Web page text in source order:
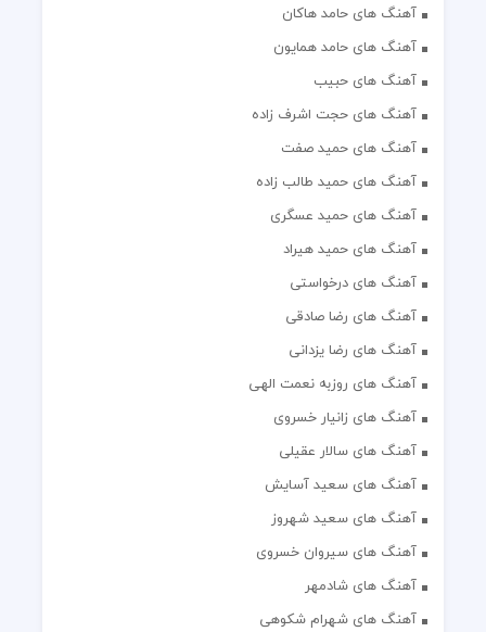
آهنگ های حامد هاکان
آهنگ های حامد همایون
آهنگ های حبیب
آهنگ های حجت اشرف زاده
آهنگ های حمید صفت
آهنگ های حمید طالب زاده
آهنگ های حمید عسگری
آهنگ های حمید هیراد
آهنگ های درخواستی
آهنگ های رضا صادقی
آهنگ های رضا یزدانی
آهنگ های روزبه نعمت الهی
آهنگ های زانیار خسروی
آهنگ های سالار عقیلی
آهنگ های سعید آسایش
آهنگ های سعید شهروز
آهنگ های سیروان خسروی
آهنگ های شادمهر
آهنگ های شهرام شکوهی